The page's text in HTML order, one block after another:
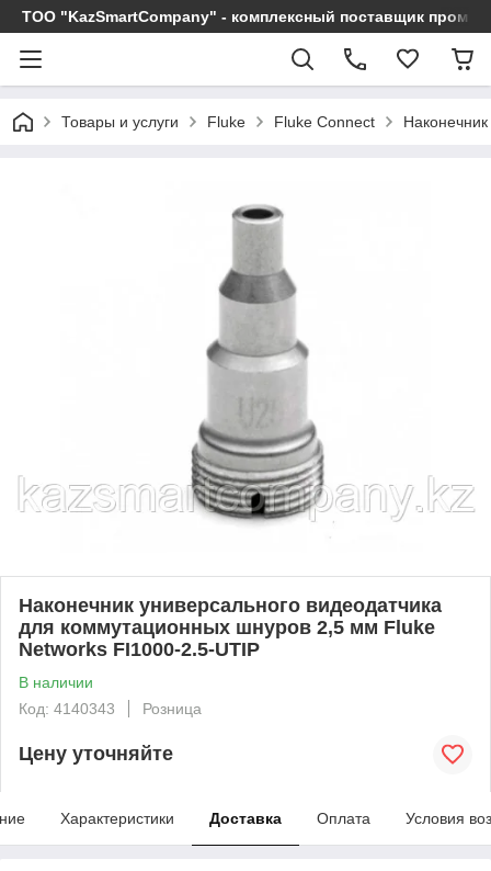
ТОО "KazSmartCompany" - комплексный поставщик
Товары и услуги Fluke Fluke Connect
Наконечник универсального видеодатчика
для коммутационных шнуров 2,5 мм Fluke
Networks FI1000-2.5-UTIP
В наличии
Код: 4140343
Розница
Цену уточняйте
Характеристики Доставка Оплата Условия